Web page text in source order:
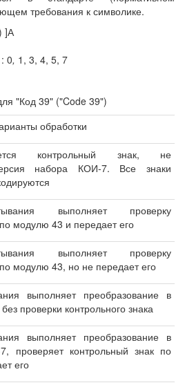
требования к символике.
]А
: 0, 1, 3, 4, 5, 7
"Код 39" ("Code 39")
обработки
контрольный знак, не
набора КОИ-7. Все знаки
выполняет проверку
модулю 43 и передает его
выполняет проверку
по модулю 43, но не передает его
выполняет преобразование в
проверки контрольного знака
выполняет преобразование в
проверяет контрольный знак по
его